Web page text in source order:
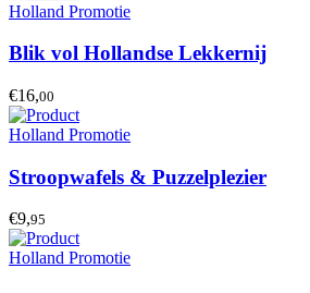
Holland Promotie
Blik vol Hollandse Lekkernij
€16,00
Holland Promotie
Stroopwafels & Puzzelplezier
€9,95
Holland Promotie